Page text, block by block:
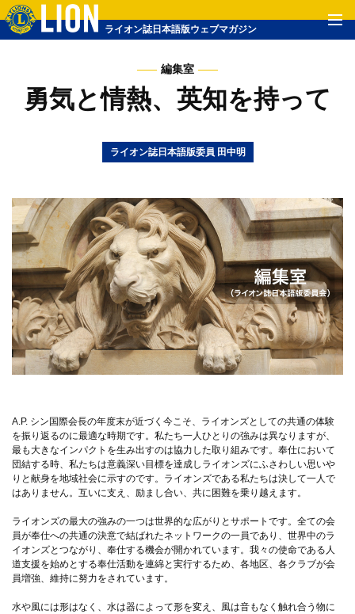
ライオン誌日本語版ウェブマガジン
編集室
勇気と情熱、英知を持って
ライオン誌日本語版委員 田中明
A.P. シン国際会長の年度末が近づく今こそ、ライオンズとしての共通の体験
を振り返るのに最適な時期です。私たち一人ひとりの強みは異なりますが、
最も大きなインパクトを生み出すのは協力した取り組みです。奉仕において
団結する時、私たちは意義深い目標を達成しライオンズにふさわしい思いや
りと献身を地域社会に示すのです。ライオンズである私たちは決して一人で
はありません。互いに支え、励まし合い、共に困難を乗り越えます。
ライオンズの最大の強みの一つは世界的な広がりとサポートです。全ての会
員が奉仕への共通の決意で結ばれたネットワークの一員であり、世界中のラ
イオンズとつながり、奉仕する機会が開かれています。我々の使命である人
道支援を始めとする奉仕活動を連綿と実行するため、各地区、各クラブが会
員増強、維持に努力をされています。
水や風には形はなく、水は器によって形を変え、風は音もなく触れ合う物に